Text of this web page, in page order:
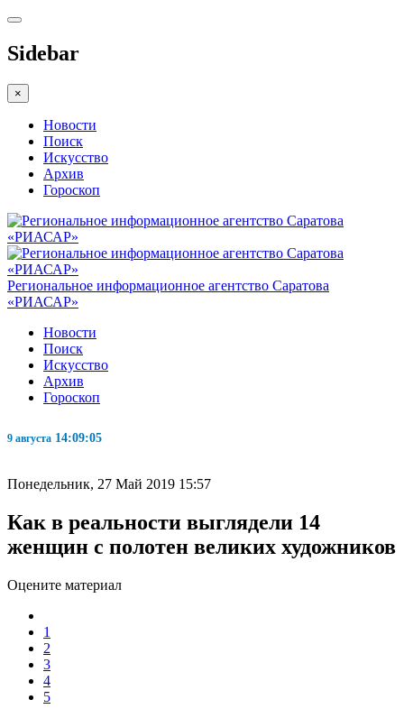
Sidebar
×
Новости
Поиск
Искусство
Архив
Гороскоп
Региональное информационное агентство Саратова
«РИАСАР»
Новости
Поиск
Искусство
Архив
Гороскоп
9 августа 14:09:06
Понедельник, 27 Май 2019 15:57
Как в реальности выглядели 14
женщин с полотен великих художников
Оцените материал
1
2
3
4
5